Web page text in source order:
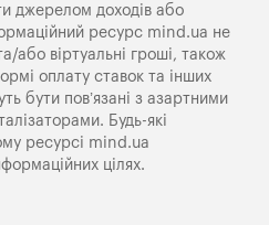
джерелом доходів або
ресурс mind.ua не
або віртуальні гроші, також
оплату ставок та інших
бути пов’язані з азартними
Будь-які
ресурсі mind.ua
цілях.